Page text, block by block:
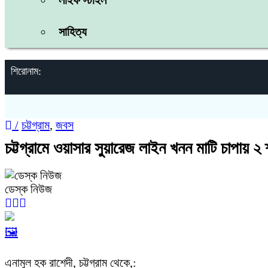
সাহিত্য
শিরোনাম:
/ চট্টগ্রাম, জবস
চট্টগ্রামে ওয়াসার সুয়ারেজ লাইন খনন মাটি চাপায়
ডেস্ক নিউজ
🖼️
এনামুল হক রাশেদী, চট্টগ্রাম থেকে,: